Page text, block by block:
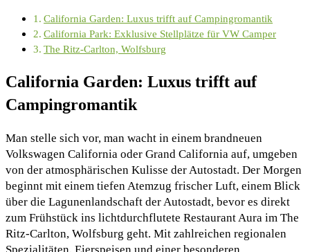
California Garden: Luxus trifft auf Campingromantik
California Park: Exklusive Stellplätze für VW Camper
The Ritz-Carlton, Wolfsburg
California Garden: Luxus trifft auf
Campingromantik
Man stelle sich vor, man wacht in einem brandneuen
Volkswagen California oder Grand California auf, umgeben
von der atmosphärischen Kulisse der Autostadt. Der Morgen
beginnt mit einem tiefen Atemzug frischer Luft, einem Blick
über die Lagunenlandschaft der Autostadt, bevor es direkt
zum Frühstück ins lichtdurchflutete Restaurant Aura im The
Ritz-Carlton, Wolfsburg geht. Mit zahlreichen regionalen